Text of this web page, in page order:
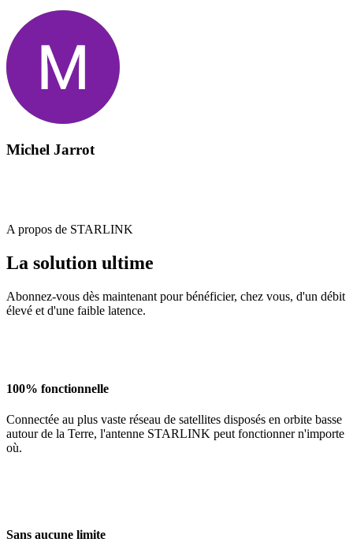
Michel Jarrot
A propos de STARLINK
La solution ultime
Abonnez-vous dès maintenant pour bénéficier, chez vous, d'un débit
élevé et d'une faible latence.
100% fonctionnelle
Connectée au plus vaste réseau de satellites disposés en orbite basse
autour de la Terre, l'antenne STARLINK peut fonctionner n'importe
où.
Sans aucune limite